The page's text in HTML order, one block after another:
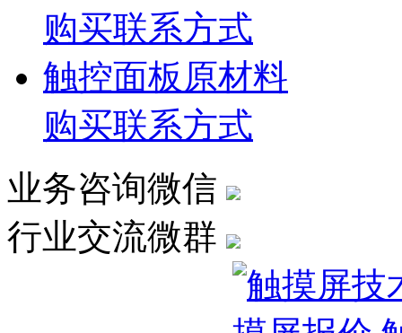
购买联系方式
触控面板原材料
购买联系方式
业务咨询微信
行业交流微群